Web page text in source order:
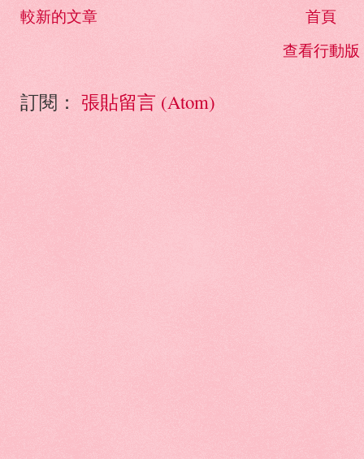
較新的文章
首頁
查看行動版
訂閱： 張貼留言 (Atom)